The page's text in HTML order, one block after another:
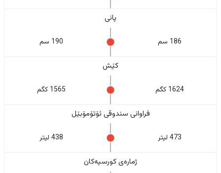
پانی
186 سم 190 سم
کێش
1624 کگم 1565 کگم
فراوانی سندوقی ئۆتۆمۆبێل
473 لیتر 438 لیتر
ژمارەی کورسیەکان